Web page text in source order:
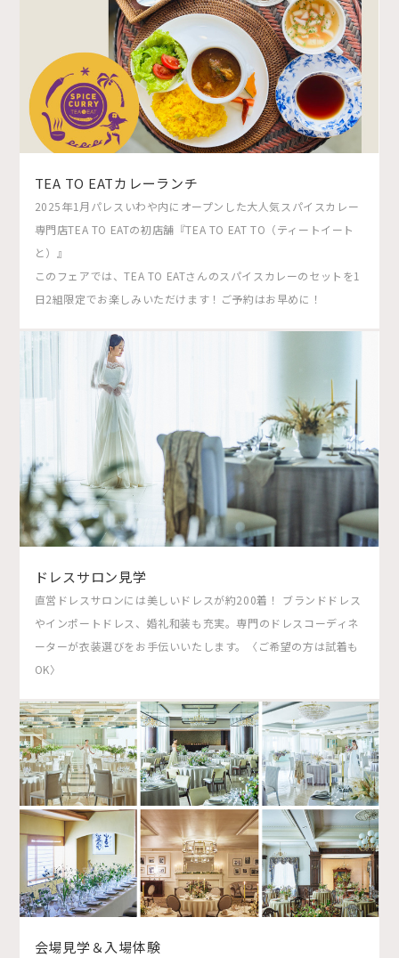
TEA TO EATカレーランチ
2025年1月パレスいわや内にオープンした大人気スパイスカレー
専門店TEA TO EATの初店舗『TEA TO EAT TO（ティートイート
と）』
このフェアでは、TEA TO EATさんのスパイスカレーのセットを1
日2組限定でお楽しみいただけます！ご予約はお早めに！
ドレスサロン見学
直営ドレスサロンには美しいドレスが約200着！ ブランドドレス
やインポートドレス、婚礼和装も充実。専門のドレスコーディネ
ーターが衣装選びをお手伝いいたします。〈ご希望の方は試着も
OK〉
会場見学＆入場体験